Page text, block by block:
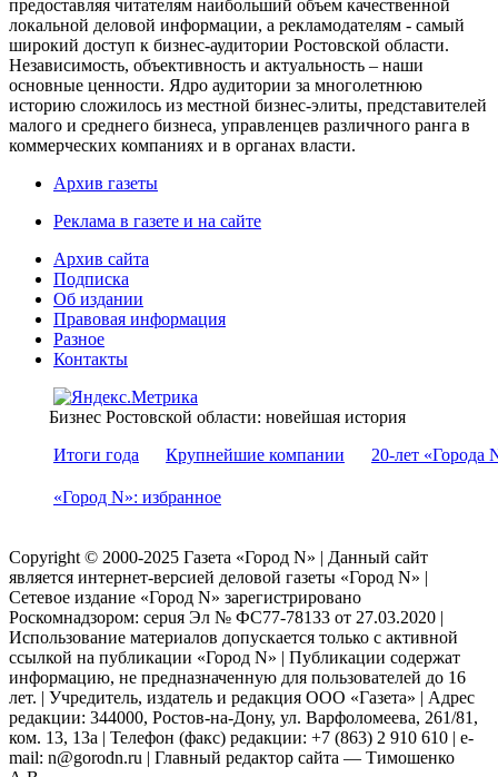
предоставляя читателям наибольший объем качественной
локальной деловой информации, а рекламодателям - самый
широкий доступ к бизнес-аудитории Ростовской области.
Независимость, объективность и актуальность – наши
основные ценности. Ядро аудитории за многолетнюю
историю сложилось из местной бизнес-элиты, представителей
малого и среднего бизнеса, управленцев различного ранга в
коммерческих компаниях и в органах власти.
Архив газеты
Реклама в газете и на сайте
Архив сайта
Подписка
Об издании
Правовая информация
Разное
Контакты
Бизнес Ростовской области: новейшая история
Итоги года
Крупнейшие компании 20-лет «Города
«Город N»: избранное
Copyright © 2000-2025 Газета «Город N» | Данный сайт
является интернет-версией деловой газеты «Город N» |
Сетевое издание «Город N» зарегистрировано
Роскомнадзором: серuя Эл № ФС77-78133 от 27.03.2020 |
Использование материалов допускается только с активной
ссылкой на публикации «Город N» | Публикации содержат
информацию, не предназначенную для пользователей до 16
лет. | Учредитель, издатель и редакция ООО «Газета» | Адрес
редакции: 344000, Ростов-на-Дону, ул. Варфоломеева, 261/81,
ком. 13, 13а | Телефон (факс) редакции: +7 (863) 2 910 610 | e-
mail: n@gorodn.ru | Главный редактор сайта — Тимошенко